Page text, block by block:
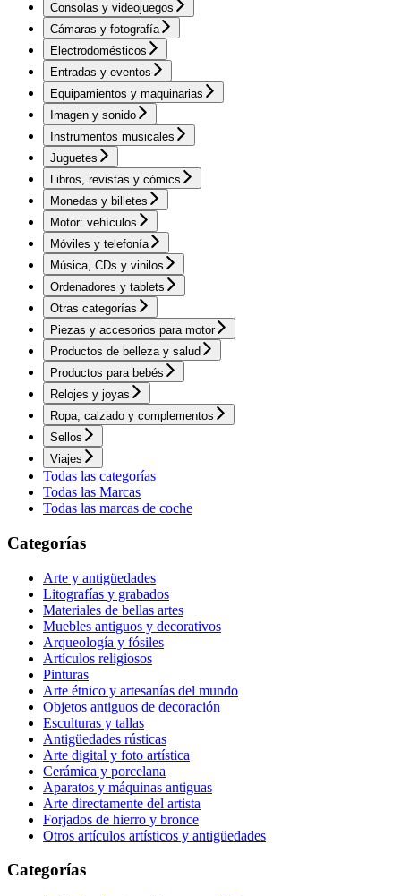
Consolas y videojuegos
Cámaras y fotografía
Electrodomésticos
Entradas y eventos
Equipamientos y maquinarias
Imagen y sonido
Instrumentos musicales
Juguetes
Libros, revistas y cómics
Monedas y billetes
Motor: vehículos
Móviles y telefonía
Música, CDs y vinilos
Ordenadores y tablets
Otras categorías
Piezas y accesorios para motor
Productos de belleza y salud
Productos para bebés
Relojes y joyas
Ropa, calzado y complementos
Sellos
Viajes
Todas las categorías
Todas las Marcas
Todas las marcas de coche
Categorías
Arte y antigüedades
Litografías y grabados
Materiales de bellas artes
Muebles antiguos y decorativos
Arqueología y fósiles
Artículos religiosos
Pinturas
Arte étnico y artesanías del mundo
Objetos antiguos de decoración
Esculturas y tallas
Antigüedades rústicas
Arte digital y foto artística
Cerámica y porcelana
Aparatos y máquinas antiguas
Arte directamente del artista
Forjados de hierro y bronce
Otros artículos artísticos y antigüedades
Categorías